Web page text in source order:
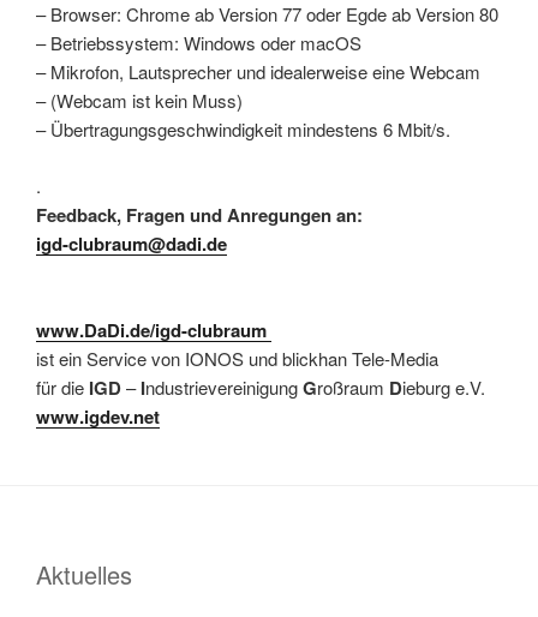
– Browser: Chrome ab Version 77 oder Egde ab Version 80
– Betriebssystem: Windows oder macOS
– Mikrofon, Lautsprecher und idealerweise eine Webcam
– (Webcam ist kein Muss)
– Übertragungsgeschwindigkeit mindestens 6 Mbit/s.
.
Feedback, Fragen und Anregungen an:
igd-clubraum@dadi.de
www.DaDi.de/igd-clubraum
ist ein Service von IONOS und blickhan Tele-Media
für die IGD–IndustrievereinigungGroßraum Dieburg e.V.
www.igdev.net
Aktuelles